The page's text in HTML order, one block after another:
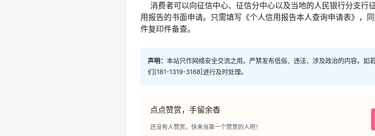
消费者可以向征信中心、征信分中心以及当地的人民银行分支行
用报告的书面申请。只需填写《个人信用报告本人查询申请表》，
件复印件备查。
声明： 本站只作网络安全交流之用。严禁发布低俗、违法、涉及政治的内容。如
们[181-1319-3168]进行及时处理。
点点赞赏，手留余香
还没有人赞赏，快来当第一个赞赏的人吧！